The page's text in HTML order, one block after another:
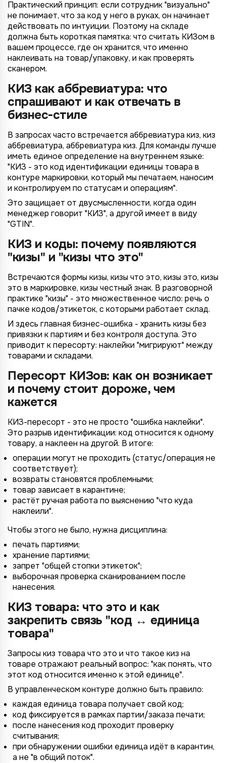
Практический принцип: если сотрудник "визуально"
не понимает, что за код у него в руках, он начинает
действовать по интуиции. Поэтому на складе
должна быть короткая памятка: что считать КИЗом в
вашем процессе, где он хранится, что именно
наклеивать на товар/упаковку, и как проверять
сканером.
КИЗ как аббревиатура: что
спрашивают и как отвечать в
бизнес-стиле
В запросах часто встречается аббревиатура киз, киз
аббревиатура, аббревиатура киз. Для команды лучше
иметь единое определение на внутреннем языке:
"КИЗ - это код идентификации единицы товара в
контуре маркировки, который мы печатаем, наносим
и контролируем по статусам и операциям".
Это защищает от двусмысленности, когда один
менеджер говорит "КИЗ", а другой имеет в виду
"GTIN".
КИЗ и коды: почему появляются
"кизы" и "кизы что это"
Встречаются формы кизы, кизы что это, кизы это, кизы
это в маркировке, кизы честный знак. В разговорной
практике "кизы" - это множественное число: речь о
пачке кодов/этикеток, с которыми работает склад.
И здесь главная бизнес-ошибка - хранить кизы без
привязки к партиям и без контроля доступа. Это
приводит к пересорту: наклейки "мигрируют" между
товарами и складами.
Пересорт КИЗов: как он возникает
и почему стоит дороже, чем
кажется
КИЗ-пересорт - это не просто "ошибка наклейки".
Это разрыв идентификации: код относится к одному
товару, а наклеен на другой. В итоге:
операции могут не проходить (статус/операция не
соответствует);
возвраты становятся проблемными;
товар зависает в карантине;
растёт ручная работа по выяснению "что куда
наклеили".
Чтобы этого не было, нужна дисциплина:
печать партиями;
хранение партиями;
запрет "общей стопки этикеток";
выборочная проверка сканированием после
нанесения.
КИЗ товара: что это и как
закрепить связь "код ↔ единица
товара"
Запросы киз товара что это и что такое киз на
товаре отражают реальный вопрос: "как понять, что
этот код относится именно к этой единице".
В управленческом контуре должно быть правило:
каждая единица товара получает свой код;
код фиксируется в рамках партии/заказа печати;
после нанесения код проходит проверку
считывания;
при обнаружении ошибки единица идёт в карантин,
а не "в общий поток".
Подключение к
TotalCRM
Подключение к
TotalCRM
1/4
Подключение к
TotalCRM
2/4
Подключение к
TotalCRM
3/4
Подключение к
TotalCRM
4/4
Подключение к
TotalCRM
Подключение к
TotalCRM